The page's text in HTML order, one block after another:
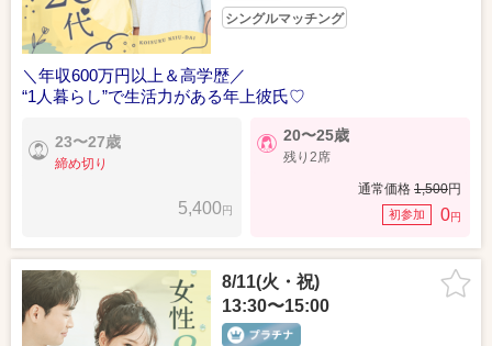
シングルマッチング
＼年収600万円以上＆高学歴／
“1人暮らし”で生活力がある年上彼氏♡
23〜27歳
締め切り
5,400円
20〜25歳
残り2席
通常価格 1,500円
初参加 0円
8/11(火・祝)
13:30〜15:00